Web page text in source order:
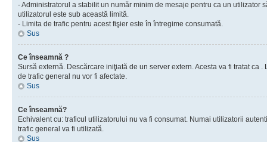
- Administratorul a stabilit un număr minim de mesaje pentru ca un utilizator
utilizatorul este sub această limită.
- Limita de trafic pentru acest fişier este în întregime consumată.
Sus
Ce înseamnă ?
Sursă externă. Descărcare iniţiată de un server extern. Acesta va fi tratat ca
de trafic general nu vor fi afectate.
Sus
Ce înseamnă?
Echivalent cu: traficul utilizatorului nu va fi consumat. Numai utilizatorii
trafic general va fi utilizată.
Sus